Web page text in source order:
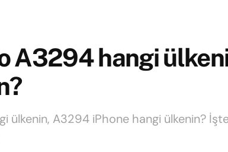
A3294 hangi
ülkenin, A3294 iPhone hangi ülkenin?